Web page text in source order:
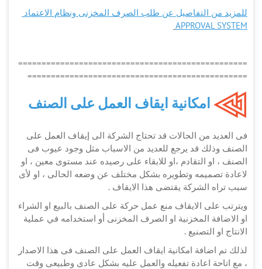
للمزيد من التفاصيل عن طلب الصرف المخزنى ونظام الاعتماد
APPROVAL SYSTEM
=================================================
===============================================
امكانية ايقاف العمل على الصنف
فى العديد من الحالات قد تحتاج الشركة الى إيقاف العمل على
الصنف وذلك قد يرجع للعديد من الاسباب مثل وجود عيوب فى
الصنف ، او التقادم ،او للابقاء على رصيده عند مستوى معين ، او
لاعادة تصميمه وتطويره بشكل مختلف عن وضعه الحالى ، او لأى
سبب تراه الشركة يقتضى هذا الايقاف .
ويترتب على الايقاف منع عمل حركة على الصنف بالبيع او الشراء
او الاضافة المخزنية او الصرف المخزنى أو استخدامه في عملية
الانتاج او التصنيع .
لذلك تم اضافة امكانية ايقاف العمل على الصنف فى هذا الاصدار
، مع اتاحة اعادة تفعيله والعمل عليه بشكل عادى وطبيعى وقت